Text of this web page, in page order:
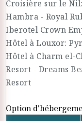
Croisière sur le
Hambra - Royal
Iberotel Crown
Hôtel à Louxor:
Hôtel à Charm el-
Resort - Dreams
Resort
Option